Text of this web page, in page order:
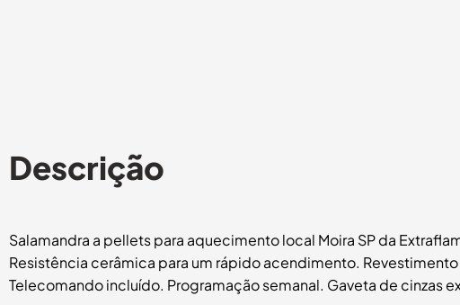
Descrição
Salamandra a pellets para aquecimento local Moira SP da
Resistência cerâmica para um rápido acendimento.
Telecomando incluído. Programação semanal. Gaveta de cinzas